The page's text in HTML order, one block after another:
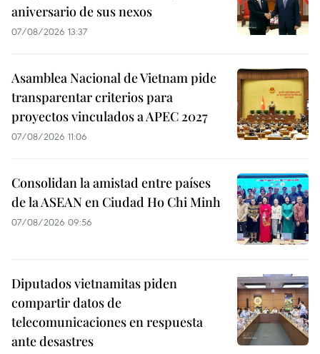
aniversario de sus nexos
07/08/2026 13:37
Asamblea Nacional de Vietnam pide
transparentar criterios para
proyectos vinculados a APEC 2027
07/08/2026 11:06
Consolidan la amistad entre países
de la ASEAN en Ciudad Ho Chi Minh
07/08/2026 09:56
Diputados vietnamitas piden
compartir datos de
telecomunicaciones en respuesta
ante desastres